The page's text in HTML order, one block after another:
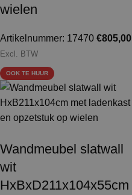
wielen
Artikelnummer: 17470 €805,00
Excl. BTW
OOK TE HUUR
Wandmeubel slatwall
wit
HxBxD211x104x55cm